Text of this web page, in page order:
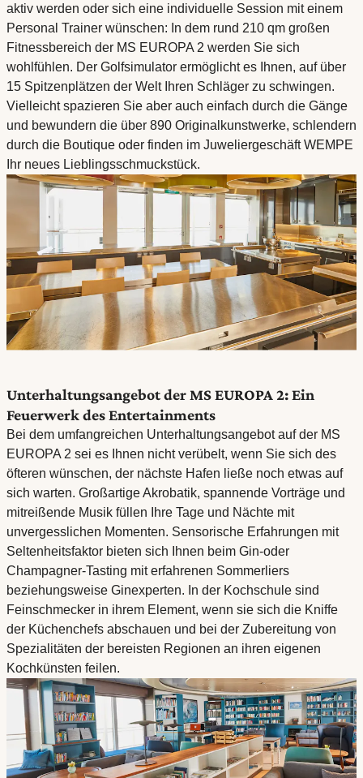
aktiv werden oder sich eine individuelle Session mit einem
Personal Trainer wünschen: In dem rund 210 qm großen
Fitnessbereich der MS EUROPA 2 werden Sie sich
wohlfühlen. Der Golfsimulator ermöglicht es Ihnen, auf über
15 Spitzenplätzen der Welt Ihren Schläger zu schwingen.
Vielleicht spazieren Sie aber auch einfach durch die Gänge
und bewundern die über 890 Originalkunstwerke, schlendern
durch die Boutique oder finden im Juweliergeschäft WEMPE
Ihr neues Lieblingsschmuckstück.
Unterhaltungsangebot der MS EUROPA 2: Ein
Feuerwerk des Entertainments
Bei dem umfangreichen Unterhaltungsangebot auf der MS
EUROPA 2 sei es Ihnen nicht verübelt, wenn Sie sich des
öfteren wünschen, der nächste Hafen ließe noch etwas auf
sich warten. Großartige Akrobatik, spannende Vorträge und
mitreißende Musik füllen Ihre Tage und Nächte mit
unvergesslichen Momenten. Sensorische Erfahrungen mit
Seltenheitsfaktor bieten sich Ihnen beim Gin-oder
Champagner-Tasting mit erfahrenen Sommerliers
beziehungsweise Ginexperten. In der Kochschule sind
Feinschmecker in ihrem Element, wenn sie sich die Kniffe
der Küchenchefs abschauen und bei der Zubereitung von
Spezialitäten der bereisten Regionen an ihren eigenen
Kochkünsten feilen.